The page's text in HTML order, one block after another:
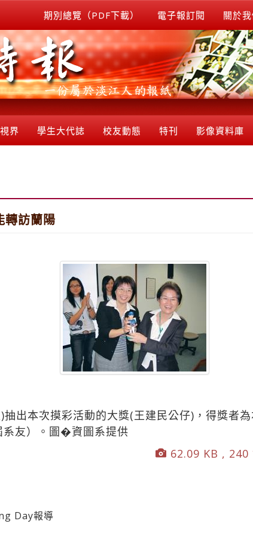
期別總覽（PDF下載） 電子報訂閱 關於
界 學生大代誌 校友動態 特刊 影像資料庫
轉訪蘭陽
出本次摸彩活動的大獎(王建民公仔)，得獎者
系友）。圖�資圖系提供
62.09 KB ,
Day報導